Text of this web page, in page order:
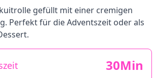
gefüllt mit einer cremigen
Perfekt für die Adventszeit oder als
30Min